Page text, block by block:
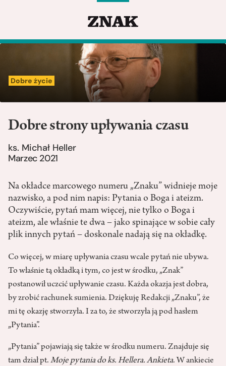
Dobre życie
Dobre strony upływania czasu
ks. Michał Heller
Marzec 2021
Na okładce marcowego numeru „Znaku” widnieje moje
nazwisko, a pod nim napis: Pytania o Boga i ateizm.
Oczywiście, pytań mam więcej, nie tylko o Boga i
ateizm, ale właśnie te dwa – jako spinające w sobie cały
plik innych pytań – doskonale nadają się na okładkę.
Co więcej, w miarę upływania czasu wcale pytań nie ubywa.
To właśnie tą okładką i tym, co jest w środku, „Znak”
postanowił uczcić upływanie czasu. Każda okazja jest dobra,
by zrobić rachunek sumienia. Dziękuję Redakcji „Znaku”, że
mi tę okazję stworzyła. I za to, że stworzyła ją pod hasłem
„Pytania”.
„Pytania” pojawiają się także w środku numeru. Znajduje się
tam dział pt. Moje pytania do ks. Hellera. Ankieta. W ankiecie